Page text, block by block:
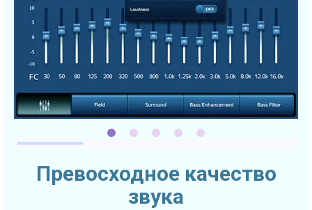
Превосходное качество
звука